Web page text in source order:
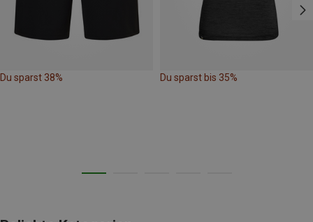
Du sparst 38% Du sparst bis 35%